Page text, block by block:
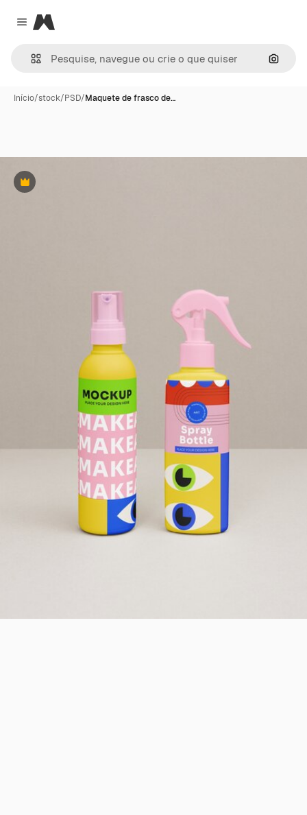
Close menu
Magnific
Início/stock/PSD/Maquete de frasco de…
Premium